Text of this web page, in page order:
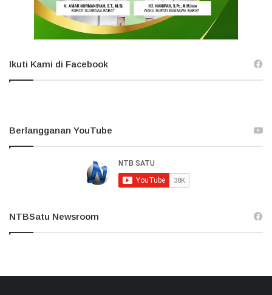
Ikuti Kami di Facebook
Berlangganan YouTube
NTBSatu Newsroom